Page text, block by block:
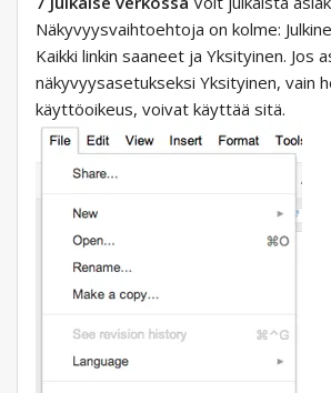
Näkyvyysvaihtoehtoja on kolme:
Kaikki linkin saaneet ja Yksityinen. Jos
näkyvyysasetukseksi Yksityinen, vain
käyttöoikeus, voivat käyttää sitä.